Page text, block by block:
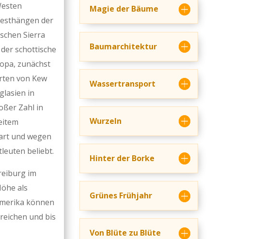
der
Sierra
schottische
zunächst
von Kew
in
Zahl in
und wegen
beliebt.
im
als
können
und bis
Magie der Bäume
Baumarchitektur
Wassertransport
Wurzeln
Hinter der Borke
Grünes Frühjahr
Von Blüte zu Blüte